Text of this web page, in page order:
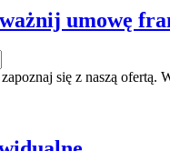
umowę
się z naszą